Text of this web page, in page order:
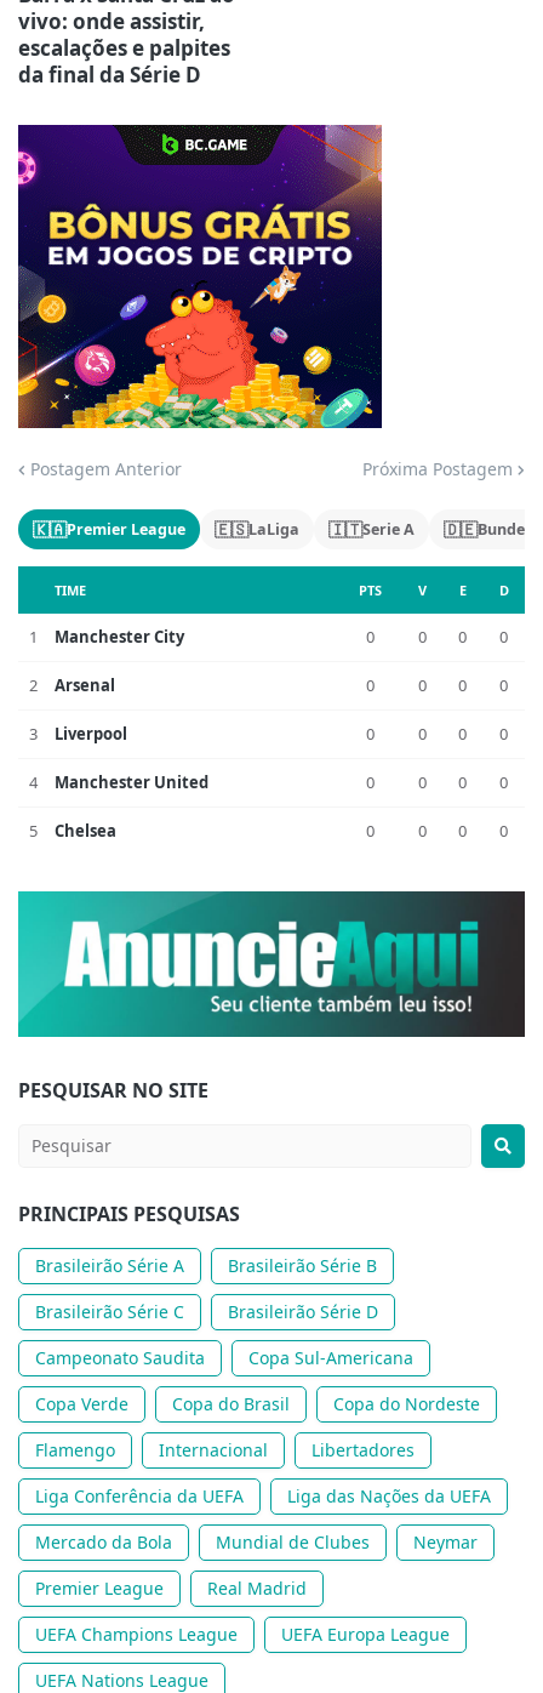
vivo: onde assistir,
escalações e palpites
da final da Série D
Jogue com responsabilidade. 18+
Postagem Anterior Próxima Postagem
🇰🇦Premier League 🇪🇸LaLiga 🇮🇹Serie A 🇩🇪
TIME PTS V E D
1 Manchester City 0 0 0 0
2 Arsenal 0 0 0 0
3 Liverpool 0 0 0 0
4 Manchester United 0 0 0 0
5 Chelsea 0 0 0 0
PESQUISAR NO SITE
PRINCIPAIS PESQUISAS
Brasileirão Série A
Brasileirão Série B
Brasileirão Série C
Brasileirão Série D
Campeonato Saudita
Copa Sul-Americana
Copa Verde
Copa do Brasil
Copa do Nordeste
Flamengo
Internacional
Libertadores
Liga Conferência da UEFA
Liga das Nações da UEFA
Mercado da Bola
Mundial de Clubes
Neymar
Premier League
Real Madrid
UEFA Champions League
UEFA Europa League
UEFA Nations League